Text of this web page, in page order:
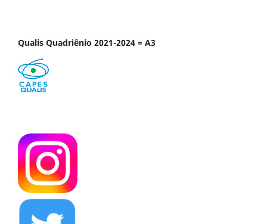
Qualis Quadriênio 2021-2024 = A3